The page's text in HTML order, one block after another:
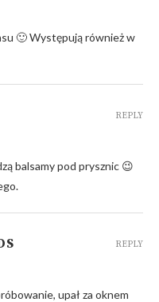
🙂 Występują również w
balsamy pod prysznic 😉
REPLY
upał za oknem
REPLY